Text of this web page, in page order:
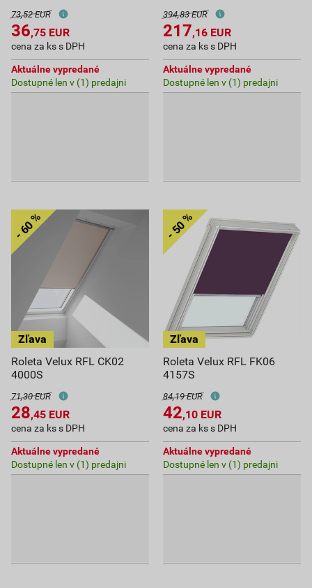
73,52 EUR
36,75 EUR
cena za ks s DPH
Aktuálne vypredané
Dostupné len v (1) predajni
394,83 EUR
217,16 EUR
cena za ks s DPH
Aktuálne vypredané
Dostupné len v (1) predajni
Roleta Velux RFL CK02
4000S
71,30 EUR
28,45 EUR
cena za ks s DPH
Aktuálne vypredané
Dostupné len v (1) predajni
Roleta Velux RFL FK06
4157S
84,19 EUR
42,10 EUR
cena za ks s DPH
Aktuálne vypredané
Dostupné len v (1) predajni